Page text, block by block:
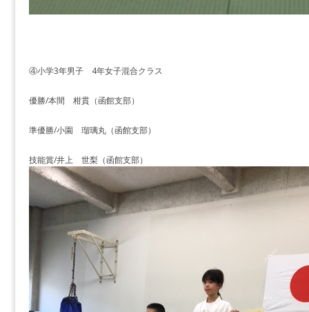
④小学3年男子 4年女子混合クラス
優勝/本間 柑貫（函館支部）
準優勝/小園 瑠璃丸（函館支部）
技能賞/井上 世梨（函館支部）